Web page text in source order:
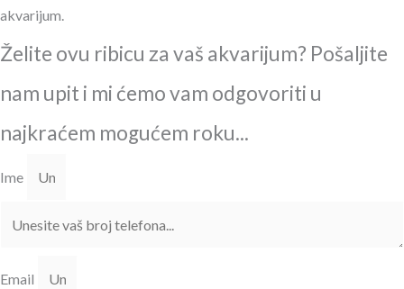
akvarijum.
Želite ovu ribicu za vaš akvarijum? Pošaljite
nam upit i mi ćemo vam odgovoriti u
najkraćem mogućem roku...
Ime
Email